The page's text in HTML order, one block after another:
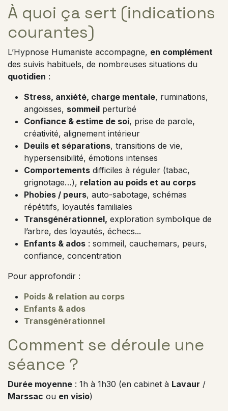
À quoi ça sert (indications
courantes)
L’Hypnose Humaniste accompagne, en complément
des suivis habituels, de nombreuses situations du
quotidien :
Stress, anxiété, charge mentale, ruminations,
angoisses, sommeil perturbé
Confiance & estime de soi, prise de parole,
créativité, alignement intérieur
Deuils et séparations, transitions de vie,
hypersensibilité, émotions intenses
Comportements difficiles à réguler (tabac,
grignotage…), relation au poids et au corps
Phobies / peurs, auto-sabotage, schémas
répétitifs, loyautés familiales
Transgénérationnel, exploration symbolique de
l’arbre, des loyautés, échecs...
Enfants & ados : sommeil, cauchemars, peurs,
confiance, concentration
Pour approfondir :
Poids & relation au corps
Enfants & ados
Transgénérationnel
Comment se déroule une
séance ?
Durée moyenne : 1h à 1h30 (en cabinet à Lavaur /
Marssac ou en visio)